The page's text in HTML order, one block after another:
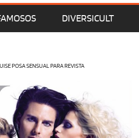
DIVERSICULT
EU QUERO!
POSA SENSUAL PARA REVISTA